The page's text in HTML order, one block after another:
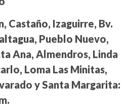
Castaño, Izaguirre, Bv.
Pueblo Nuevo,
Ana, Almendros, Linda
Loma Las Minitas,
y Santa Margarita: